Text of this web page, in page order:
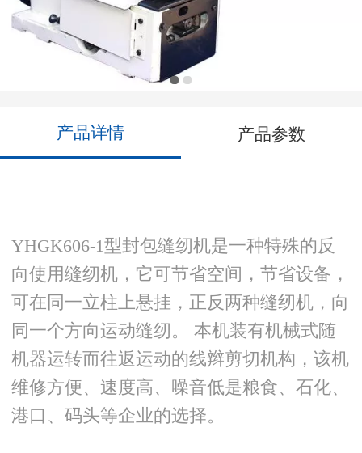
YHGK606-1反向缝包机
产品详情 产品参数
YHGK606-1型封包缝纫机是一种特殊的反
向使用缝纫机，它可节省空间，节省设备，
可在同一立柱上悬挂，正反两种缝纫机，向
同一个方向运动缝纫。 本机装有机械式随
机器运转而往返运动的线辫剪切机构，该机
维修方便、速度高、噪音低是粮食、石化、
港口、码头等企业的选择。